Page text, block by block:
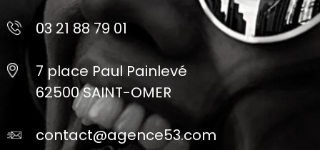
03 21 88 79 01
7 place Paul Painlevé
62500 SAINT-OMER
contact@agence53.com